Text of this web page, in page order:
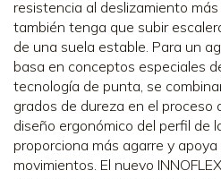
resistencia al deslizamiento
también tenga que subir
de una suela estable. Para un
basa en conceptos especiales
tecnología de punta, se
grados de dureza en el proceso
diseño ergonómico del perfil de
proporciona más agarre y
movimientos. El nuevo